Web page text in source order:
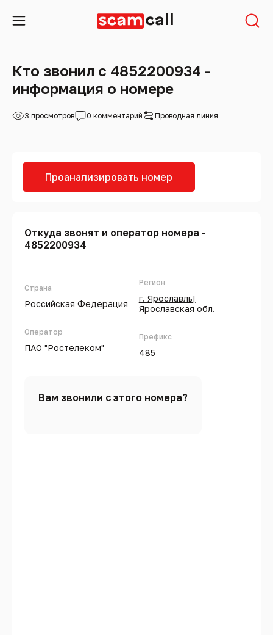
Кто звонил с 4852200934 -
информация о номере
3 просмотров 0 комментарий Проводная линия
Проанализировать номер
Откуда звонят и оператор номера -
4852200934
Страна
Российская Федерация
Оператор
ПАО "Ростелеком"
Регион
г. Ярославль|
Ярославская обл.
Префикс
485
Вам звонили с этого номера?